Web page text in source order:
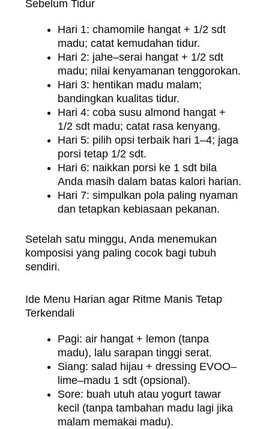
Sebelum Tidur
Hari 1: chamomile hangat + 1/2 sdt
madu; catat kemudahan tidur.
Hari 2: jahe–serai hangat + 1/2 sdt
madu; nilai kenyamanan tenggorokan.
Hari 3: hentikan madu malam;
bandingkan kualitas tidur.
Hari 4: coba susu almond hangat +
1/2 sdt madu; catat rasa kenyang.
Hari 5: pilih opsi terbaik hari 1–4; jaga
porsi tetap 1/2 sdt.
Hari 6: naikkan porsi ke 1 sdt bila
Anda masih dalam batas kalori harian.
Hari 7: simpulkan pola paling nyaman
dan tetapkan kebiasaan pekanan.
Setelah satu minggu, Anda menemukan
komposisi yang paling cocok bagi tubuh
sendiri.
Ide Menu Harian agar Ritme Manis Tetap
Terkendali
Pagi: air hangat + lemon (tanpa
madu), lalu sarapan tinggi serat.
Siang: salad hijau + dressing EVOO–
lime–madu 1 sdt (opsional).
Sore: buah utuh atau yogurt tawar
kecil (tanpa tambahan madu lagi jika
malam memakai madu).